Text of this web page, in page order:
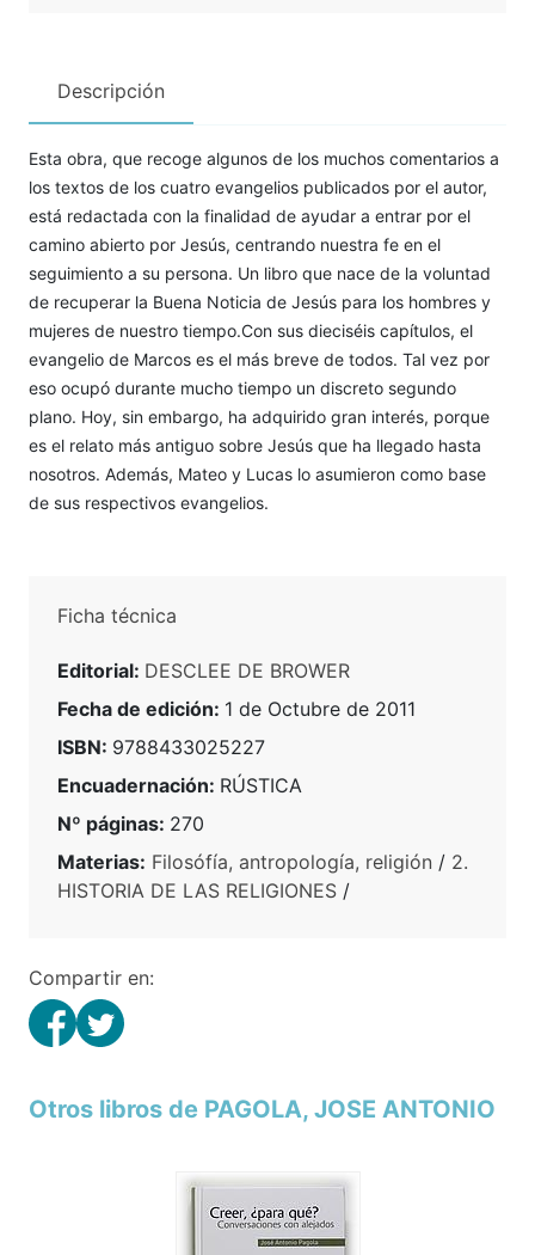
Descripción
Esta obra, que recoge algunos de los muchos comentarios a
los textos de los cuatro evangelios publicados por el autor,
está redactada con la finalidad de ayudar a entrar por el
camino abierto por Jesús, centrando nuestra fe en el
seguimiento a su persona. Un libro que nace de la voluntad
de recuperar la Buena Noticia de Jesús para los hombres y
mujeres de nuestro tiempo.Con sus dieciséis capítulos, el
evangelio de Marcos es el más breve de todos. Tal vez por
eso ocupó durante mucho tiempo un discreto segundo
plano. Hoy, sin embargo, ha adquirido gran interés, porque
es el relato más antiguo sobre Jesús que ha llegado hasta
nosotros. Además, Mateo y Lucas lo asumieron como base
de sus respectivos evangelios.
Ficha técnica
Editorial: DESCLEE DE BROWER
Fecha de edición: 1 de Octubre de 2011
ISBN: 9788433025227
Encuadernación: RÚSTICA
Nº páginas: 270
Materias: Filosófía, antropología, religión / 2.
HISTORIA DE LAS RELIGIONES /
Compartir en:
Otros libros de PAGOLA, JOSE ANTONIO